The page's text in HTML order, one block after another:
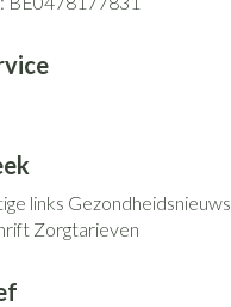
links Gezondheidsnieuws
Zorgtarieven